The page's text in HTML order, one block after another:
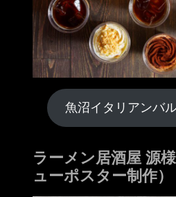
魚沼イタリアンバ
ラーメン居酒屋 源
ューポスター制作）